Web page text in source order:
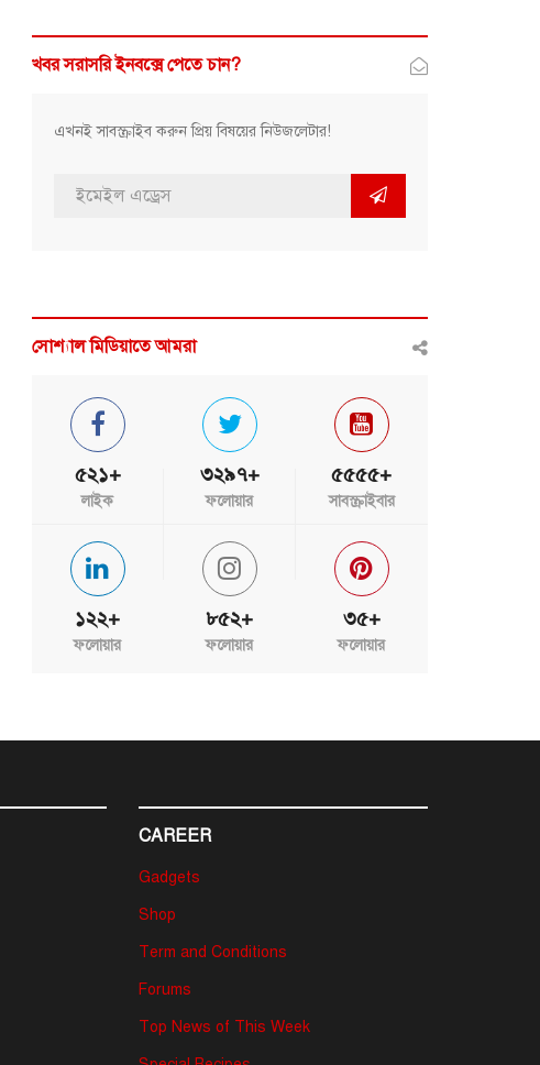
খবর সরাসরি ইনবক্সে পেতে চান?
এখনই সাবস্ক্রাইব করুন প্রিয় বিষয়ের নিউজলেটার!
সোশ্যাল মিডিয়াতে আমরা
৫২১+
লাইক
৩২৯৭+
ফলোয়ার
৫৫৫৫+
সাবস্ক্রাইবার
১২২+
ফলোয়ার
৮৫২+
ফলোয়ার
৩৫+
ফলোয়ার
CAREER
Gadgets
Shop
Term and Conditions
Forums
Top News of This Week